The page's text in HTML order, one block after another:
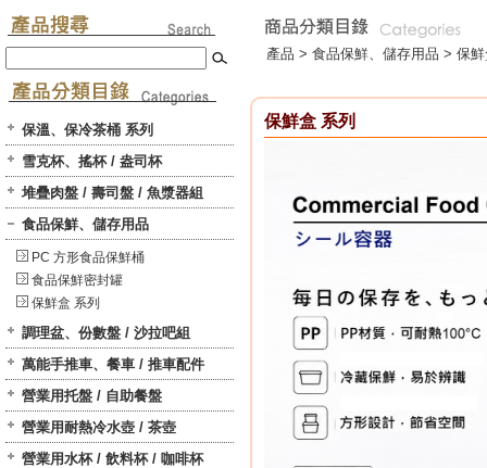
保溫、保冷茶桶 系列
雪克杯、搖杯 / 盎司杯
堆疊肉盤 / 壽司盤 / 魚漿器組
食品保鮮、儲存用品
PC 方形食品保鮮桶
食品保鮮密封罐
保鮮盒 系列
調理盆、份數盤 / 沙拉吧組
萬能手推車、餐車 / 推車配件
營業用托盤 / 自助餐盤
營業用耐熱冷水壺 / 茶壺
營業用水杯 / 飲料杯 / 咖啡杯
產品 > 食品保鮮、儲存用品 > 保
保鮮盒 系列